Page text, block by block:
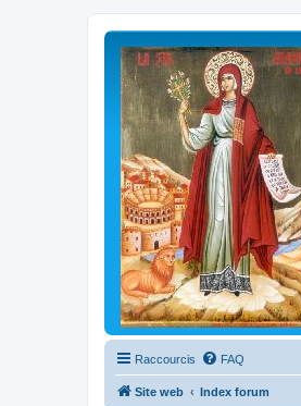
Raccourcis FAQ
Site web Index forum